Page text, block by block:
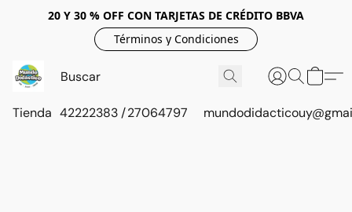
20 Y 30 % OFF CON TARJETAS DE CRÉDITO BBVA
Términos y Condiciones
Tienda 42222383 / 27064797